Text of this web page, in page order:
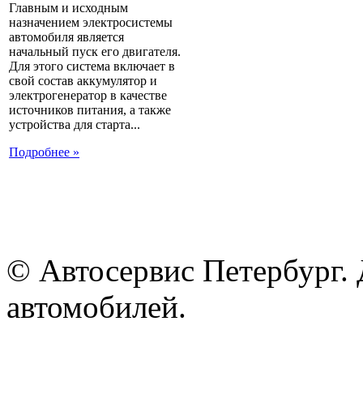
Главным и исходным
назначением электросистемы
автомобиля является
начальный пуск его двигателя.
Для этого система включает в
свой состав аккумулятор и
электрогенератор в качестве
источников питания, а также
устройства для старта...
Подробнее »
© Автосервис
автомобилей.